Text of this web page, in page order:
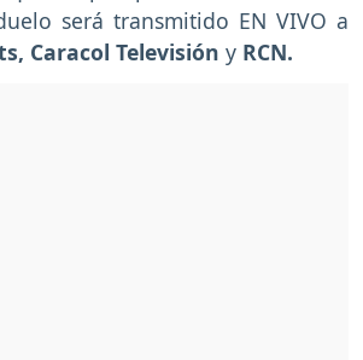
será transmitido EN VIVO a
Caracol Televisión y RCN.